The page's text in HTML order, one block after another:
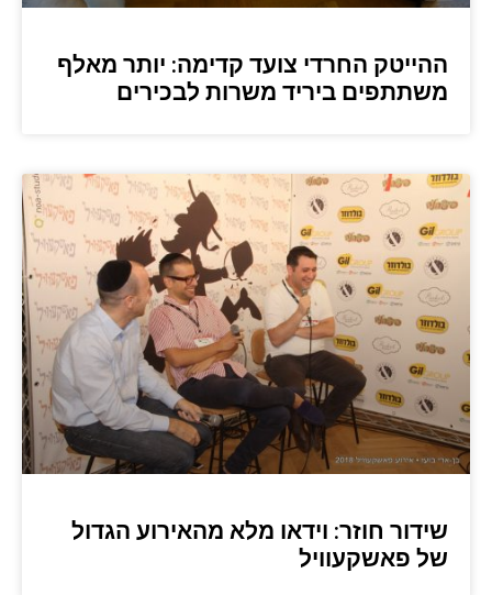
ההייטק החרדי צועד קדימה: יותר מאלף
משתתפים ביריד משרות לבכירים
שידור חוזר: וידאו מלא מהאירוע הגדול
של פאשקעוויל